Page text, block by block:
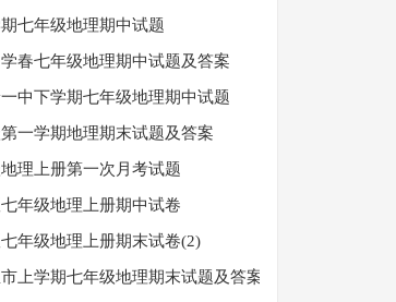
七年级地理期中试题
春七年级地理期中试题及答案
中下学期七年级地理期中试题
一学期地理期末试题及答案
理上册第一次月考试题
年级地理上册期中试卷
年级地理上册期末试卷(2)
上学期七年级地理期末试题及答案